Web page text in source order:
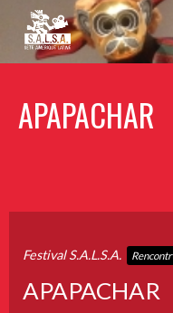
APAPACHAR
Festival S.A.L.S.A.
APAPACHAR